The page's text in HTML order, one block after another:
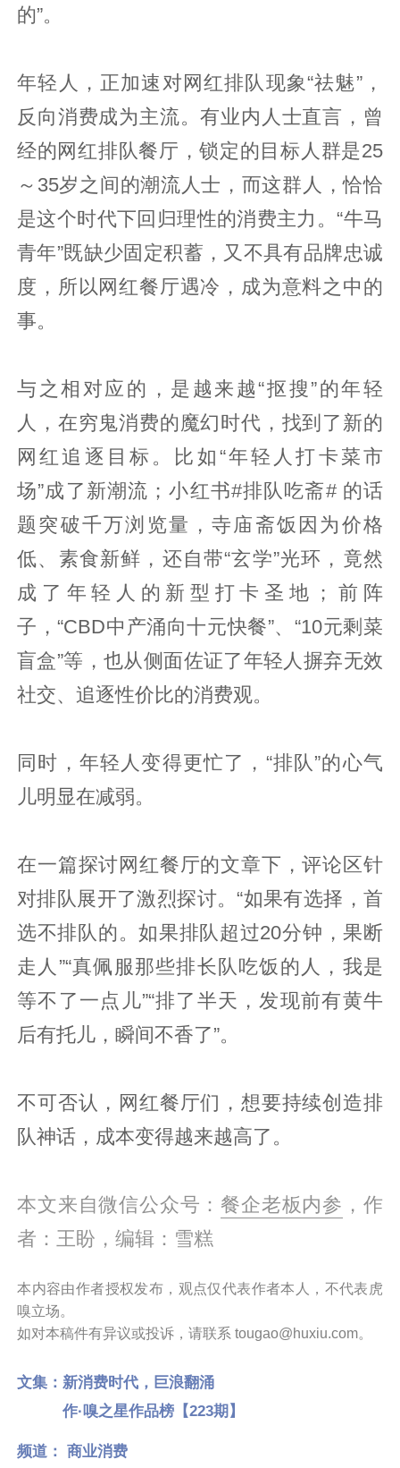
的”。
年轻人，正加速对网红排队现象“祛魅”，
反向消费成为主流。有业内人士直言，曾
经的网红排队餐厅，锁定的目标人群是25
～35岁之间的潮流人士，而这群人，恰恰
是这个时代下回归理性的消费主力。“牛马
青年”既缺少固定积蓄，又不具有品牌忠诚
度，所以网红餐厅遇冷，成为意料之中的
事。
与之相对应的，是越来越“抠搜”的年轻
人，在穷鬼消费的魔幻时代，找到了新的
网红追逐目标。比如“年轻人打卡菜市
场”成了新潮流；小红书#排队吃斋# 的话
题突破千万浏览量，寺庙斋饭因为价格
低、素食新鲜，还自带“玄学”光环，竟然
成了年轻人的新型打卡圣地；前阵
子，“CBD中产涌向十元快餐”、“10元剩菜
盲盒”等，也从侧面佐证了年轻人摒弃无效
社交、追逐性价比的消费观。
同时，年轻人变得更忙了，“排队”的心气
儿明显在减弱。
在一篇探讨网红餐厅的文章下，评论区针
对排队展开了激烈探讨。“如果有选择，首
选不排队的。如果排队超过20分钟，果断
走人”“真佩服那些排长队吃饭的人，我是
等不了一点儿”“排了半天，发现前有黄牛
后有托儿，瞬间不香了”。
不可否认，网红餐厅们，想要持续创造排
队神话，成本变得越来越高了。
本文来自微信公众号： 餐企老板内参 ，作
者：王盼，编辑：雪糕
本内容由作者授权发布，观点仅代表作者本人，不代表虎
嗅立场。
如对本稿件有异议或投诉，请联系 tougao@huxiu.com。
文集：新消费时代，巨浪翻涌
作·嗅之星作品榜【223期】
频道： 商业消费